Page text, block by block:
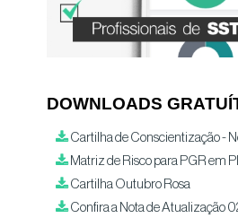
DOWNLOADS
Cartilha de Conscientização -
Matriz de Risco para PGR em
Cartilha Outubro Rosa
Confira a Nota de Atualização